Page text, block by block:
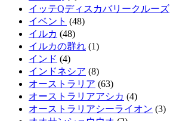
イッテQディスカバリークルーズ
イベント (48)
イルカ (48)
イルカの群れ (1)
インド (4)
インドネシア (8)
オーストラリア (63)
オーストラリアアシカ (4)
オーストラリアシーライオン (3)